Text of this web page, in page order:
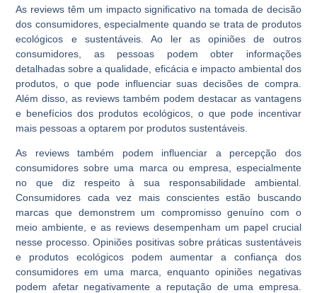
As reviews têm um impacto significativo na tomada de decisão
dos consumidores, especialmente quando se trata de produtos
ecológicos e sustentáveis. Ao ler as opiniões de outros
consumidores, as pessoas podem obter informações
detalhadas sobre a qualidade, eficácia e impacto ambiental dos
produtos, o que pode influenciar suas decisões de compra.
Além disso, as reviews também podem destacar as vantagens
e benefícios dos produtos ecológicos, o que pode incentivar
mais pessoas a optarem por produtos sustentáveis.
As reviews também podem influenciar a percepção dos
consumidores sobre uma marca ou empresa, especialmente
no que diz respeito à sua responsabilidade ambiental.
Consumidores cada vez mais conscientes estão buscando
marcas que demonstrem um compromisso genuíno com o
meio ambiente, e as reviews desempenham um papel crucial
nesse processo. Opiniões positivas sobre práticas sustentáveis
e produtos ecológicos podem aumentar a confiança dos
consumidores em uma marca, enquanto opiniões negativas
podem afetar negativamente a reputação de uma empresa.